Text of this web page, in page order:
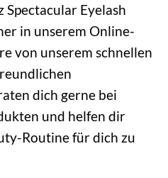
Spectacular Eyelash
in unserem Online-
von unserem schnellen
dich gerne bei
und helfen dir
Routine für dich zu